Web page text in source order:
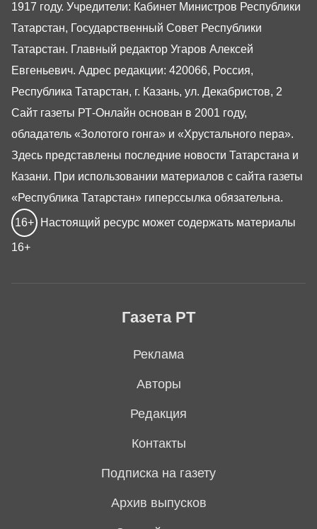
Газета РТ
Реклама
Авторы
Редакция
Контакты
Подписка на газету
Архив выпусков
1917 году. Учредители: Кабинет Министров Республики
Татарстан, Государственный Совет Республики
Татарстан. Главный редактор Угаров Алексей
Евгеньевич. Адрес редакции: 420066, Россия,
Республика Татарстан, г. Казань, ул. Декабристов, 2
Сайт газеты РТ-Онлайн основан в 2001 году,
обладатель «Золотого гонга» и «Хрустального пера».
Здесь представлены последние новости Татарстана и
Казани. При использовании материалов с сайта газеты
«Республика Татарстан» гиперссылка обязательна.
16+ Настоящий ресурс может содержать материалы
16+